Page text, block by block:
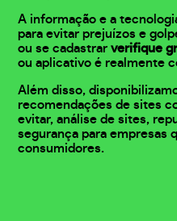
A informação e a
para evitar prejuízos e
ou se cadastrarverifique
ou aplicativo é realmente
Além disso,
recomendações de sites
evitar, análise de sites,
segurança para empresas
consumidores.